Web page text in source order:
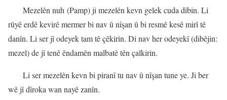
Mezelên nuh (Pamp) ji mezelên kevn gelek cuda dibin. Li
rûyê erdê kevirê mermer bi nav û nîşan û bi resmê kesê mirî tê
danîn. Li ser jî odeyek tam tê çêkirin. Di nav her odeyekî (dibêjin:
mezel) de jî tenê êndamên malbatê tên çalkirin.
Li ser mezelên kevn bi piranî tu nav û nîşan tune ye. Ji ber
wê jî dîroka wan nayê zanîn.